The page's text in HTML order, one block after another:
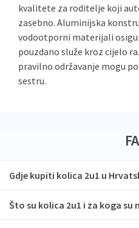
kvalitete za roditelje koji
zasebno. Aluminijska
vodootporni materijali
pouzdano služe kroz cijelo
pravilno održavanje mogu
sestru.
Gdje kupiti kolica 2u1 u
Što su kolica 2u1 i za koga su